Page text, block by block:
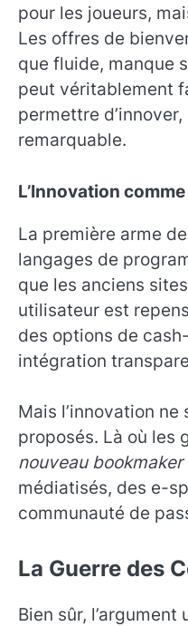
pour les joueurs,
Les offres de
que fluide, manque
peut véritablement
permettre
remarquable.
L’Innovation
La première arme
langages de
que les anciens
utilisateur est
des options de
intégration
Mais l’innovation ne
proposés. Là où les
nouveau bookmaker
médiatisés, des e-
communauté de
La Guerre des
Bien sûr,